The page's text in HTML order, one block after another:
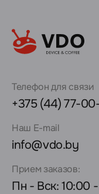
Телефон для связи
+375 (44) 77-
Наш E-mail
info@vdo.by
Прием заказов:
Пн - Вск: 10:00